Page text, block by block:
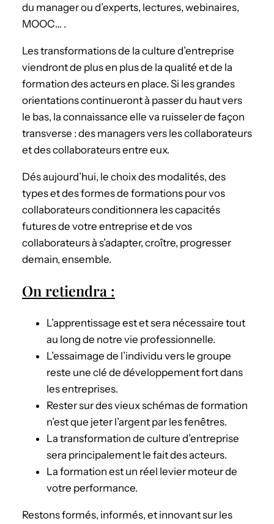
du manager ou d’experts, lectures, webinaires,
MOOC… .
Les transformations de la culture d’entreprise
viendront de plus en plus de la qualité et de la
formation des acteurs en place. Si les grandes
orientations continueront à passer du haut vers
le bas, la connaissance elle va ruisseler de façon
transverse : des managers vers les collaborateurs
et des collaborateurs entre eux.
Dés aujourd’hui, le choix des modalités, des
types et des formes de formations pour vos
collaborateurs conditionnera les capacités
futures de votre entreprise et de vos
collaborateurs à s’adapter, croître, progresser
demain, ensemble.
On retiendra :
L’apprentissage est et sera nécessaire tout
au long de notre vie professionnelle.
L’essaimage de l’individu vers le groupe
reste une clé de développement fort dans
les entreprises.
Rester sur des vieux schémas de formation
n’est que jeter l’argent par les fenêtres.
La transformation de culture d’entreprise
sera principalement le fait des acteurs.
La formation est un réel levier moteur de
votre performance.
Restons formés, informés, et innovant sur les